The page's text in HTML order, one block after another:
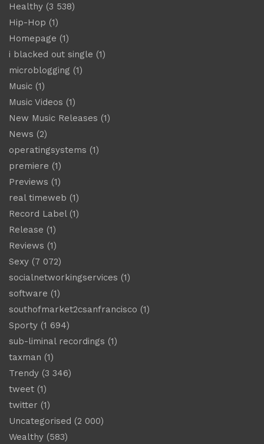
Healthy (3 538)
Hip-Hop (1)
Homepage (1)
i blacked out single (1)
microblogging (1)
Music (1)
Music Videos (1)
New Music Releases (1)
News (2)
operatingsystems (1)
premiere (1)
Previews (1)
real timeweb (1)
Record Label(1)
Release (1)
Reviews (1)
Sexy (7 072)
socialnetworkingservices (1)
software (1)
southofmarket2csanfrancisco (1)
Sporty (1 694)
sub-liminal recordings (1)
taxman (1)
Trendy (3 346)
tweet (1)
twitter (1)
Uncategorised (2 000)
Wealthy (583)